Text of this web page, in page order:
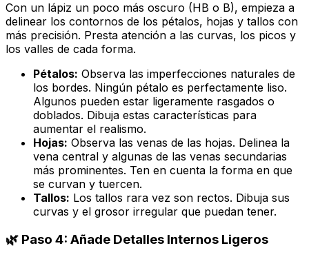
Con un lápiz un poco más oscuro (HB o B), empieza a
delinear los contornos de los pétalos, hojas y tallos con
más precisión. Presta atención a las curvas, los picos y
los valles de cada forma.
Pétalos: Observa las imperfecciones naturales de
los bordes. Ningún pétalo es perfectamente liso.
Algunos pueden estar ligeramente rasgados o
doblados. Dibuja estas características para
aumentar el realismo.
Hojas: Observa las venas de las hojas. Delinea la
vena central y algunas de las venas secundarias
más prominentes. Ten en cuenta la forma en que
se curvan y tuercen.
Tallos: Los tallos rara vez son rectos. Dibuja sus
curvas y el grosor irregular que puedan tener.
🌿 Paso 4: Añade Detalles Internos Ligeros